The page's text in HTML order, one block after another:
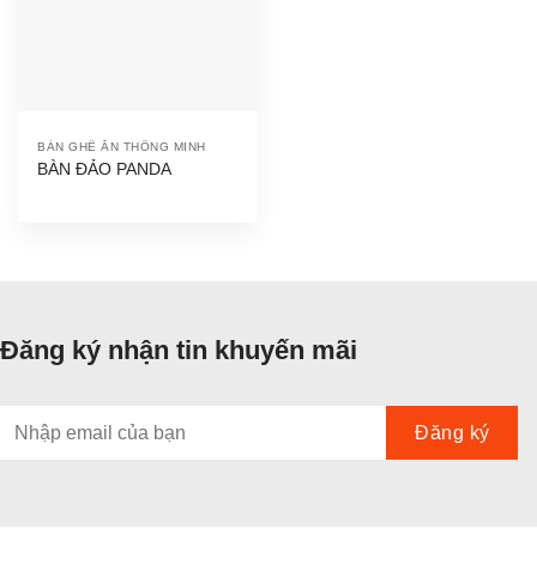
BÀN GHẾ ĂN THÔNG MINH
BÀN ĐẢO PANDA
Đăng ký nhận tin khuyến mãi